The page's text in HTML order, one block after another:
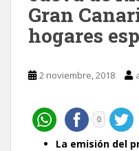
Gran
hogares
2 noviembre, 2018
0
La emisión del